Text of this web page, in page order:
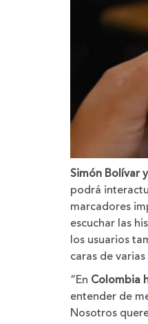
Simón Bolívar
podrá
marcadores
escuchar las
los usuarios
caras de
“En Colombia
entender de
Nosotros